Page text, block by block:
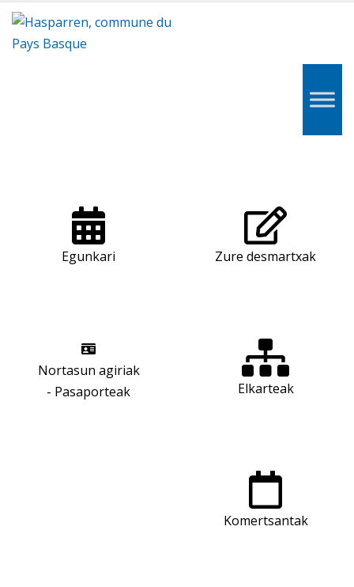
Hasparren,
Hazparne,
Egunkari Zure desmartxak
Nortasun agiriak
- Pasaporteak
Elkarteak
Komertsantak